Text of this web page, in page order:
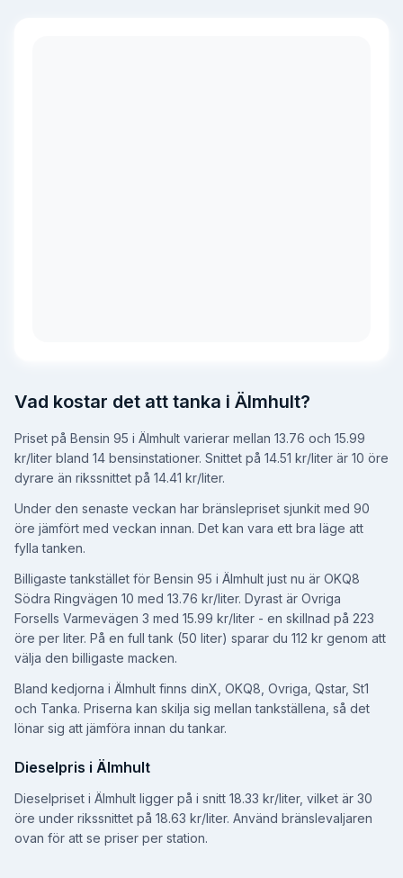
Vad kostar det att tanka i Älmhult?
Priset på Bensin 95 i Älmhult varierar mellan 13.76 och 15.99
kr/liter bland 14 bensinstationer. Snittet på 14.51 kr/liter är 10 öre
dyrare än rikssnittet på 14.41 kr/liter.
Under den senaste veckan har bränslepriset sjunkit med 90
öre jämfört med veckan innan. Det kan vara ett bra läge att
fylla tanken.
Billigaste tankstället för Bensin 95 i Älmhult just nu är OKQ8
Södra Ringvägen 10 med 13.76 kr/liter. Dyrast är Ovriga
Forsells Varmevägen 3 med 15.99 kr/liter - en skillnad på 223
öre per liter. På en full tank (50 liter) sparar du 112 kr genom att
välja den billigaste macken.
Bland kedjorna i Älmhult finns dinX, OKQ8, Ovriga, Qstar, St1
och Tanka. Priserna kan skilja sig mellan tankställena, så det
lönar sig att jämföra innan du tankar.
Dieselpris i Älmhult
Dieselpriset i Älmhult ligger på i snitt 18.33 kr/liter, vilket är 30
öre under rikssnittet på 18.63 kr/liter. Använd bränslevaljaren
ovan för att se priser per station.